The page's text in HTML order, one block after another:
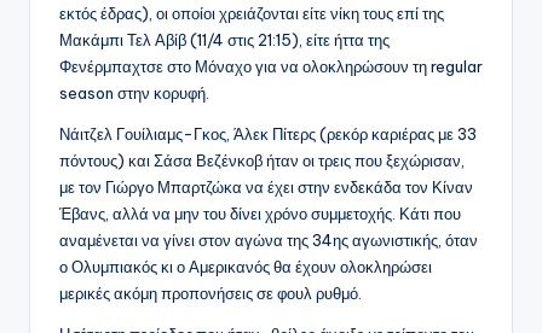
εκτός έδρας), οι οποίοι χρειάζονται είτε νίκη τους επί της
Μακάμπι Τελ Αβίβ (11/4 στις 21:15), είτε ήττα της
Φενέρμπαχτσε στο Μόναχο για να ολοκληρώσουν τη regular
season στην κορυφή.
Νάιτζελ Γουίλιαμς-Γκος, Άλεκ Πίτερς (ρεκόρ καριέρας με 33
πόντους) και Σάσα Βεζένκοβ ήταν οι τρεις που ξεχώρισαν,
με τον Γιώργο Μπαρτζώκα να έχει στην ενδεκάδα τον Κίναν
Έβανς, αλλά να μην του δίνει χρόνο συμμετοχής. Κάτι που
αναμένεται να γίνει στον αγώνα της 34ης αγωνιστικής, όταν
ο Ολυμπιακός κι ο Αμερικανός θα έχουν ολοκληρώσει
μερικές ακόμη προπονήσεις σε φουλ ρυθμό.